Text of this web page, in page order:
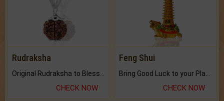
Rudraksha
CHECK NOW
Feng Shui
CHECK NOW